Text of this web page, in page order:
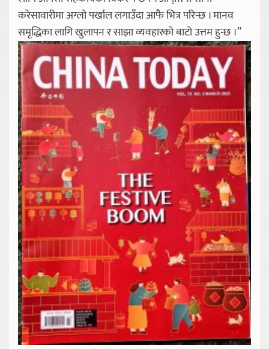
करेसावारीमा अग्लो पर्खाल लगाउँदा आफै भित्र परिन्छ । मानव
समृद्धिका लागि खुलापन र साझा व्यवहारको बाटो उत्तम हुन्छ ।”